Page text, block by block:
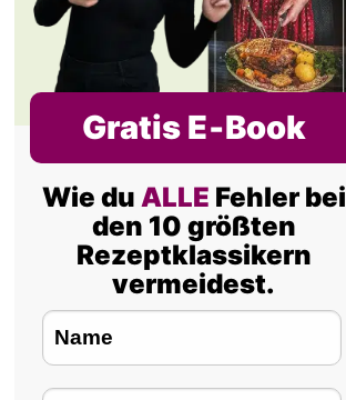
Gratis E‑Book
Wie du ALLE Fehler bei
den 10 größten
Rezeptklassikern
vermeidest.